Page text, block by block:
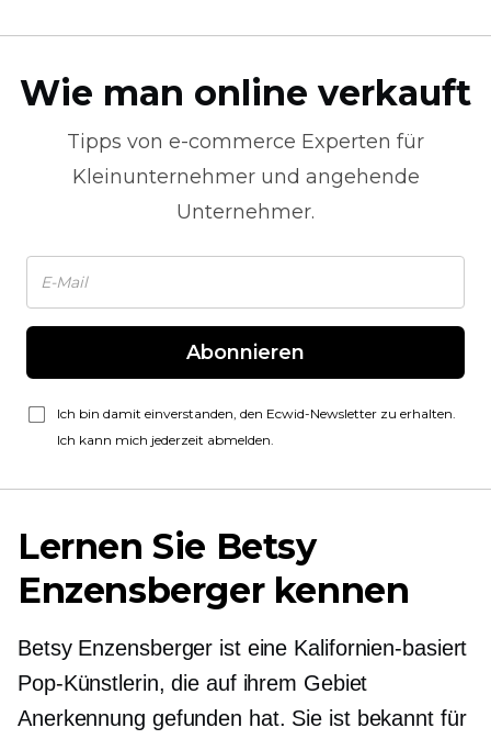
Wie man online verkauft
Tipps von e-commerce Experten für
Kleinunternehmer und angehende
Unternehmer.
Abonnieren
Ich bin damit einverstanden, den Ecwid-Newsletter zu erhalten.
Ich kann mich jederzeit abmelden.
Lernen Sie Betsy
Enzensberger kennen
Betsy Enzensberger ist eine Kalifornien-basiert
Pop-Künstlerin, die auf ihrem Gebiet
Anerkennung gefunden hat. Sie ist bekanntfür